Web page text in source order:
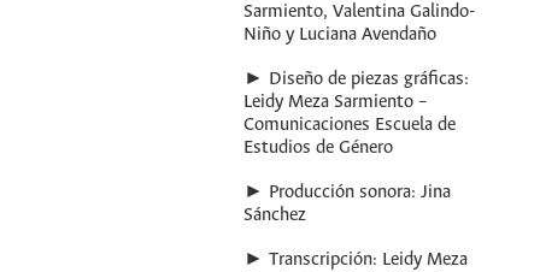
Sarmiento, Valentina Galindo-
Niño y Luciana Avendaño
► Diseño de piezas gráficas:
Leidy Meza Sarmiento –
Comunicaciones Escuela de
Estudios de Género
► Producción sonora: Jina
Sánchez
► Transcripción: Leidy Meza